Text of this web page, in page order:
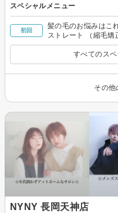
スペシャルメニュー
初回
髪の毛のお悩みはこ
ストレート （縮毛矯
すべてのス
その他
NYNY 長岡天神店